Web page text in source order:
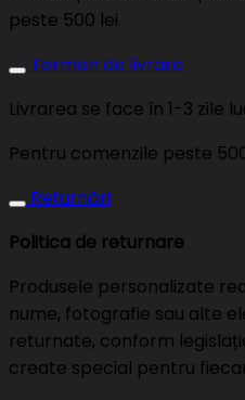
peste 500 lei
Termen de livrare
Livrarea se face în 1-3 zile
Pentru comenzile peste
Returnări
Politica de returnare
Produsele personalizate
nume, fotografie sau alte
returnate, conform
create special pentru